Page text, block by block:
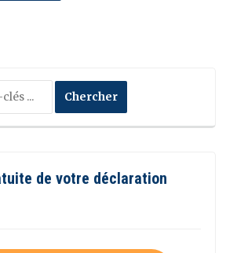
de votre déclaration